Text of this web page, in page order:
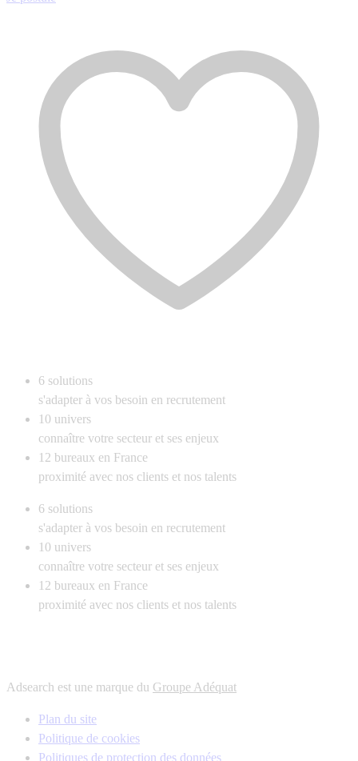
6 solutions
s'adapter à vos besoin en recrutement
10 univers
connaître votre secteur et ses enjeux
12 bureaux en France
proximité avec nos clients et nos talents
6 solutions
s'adapter à vos besoin en recrutement
10 univers
connaître votre secteur et ses enjeux
12 bureaux en France
proximité avec nos clients et nos talents
Adsearch est une marque du Groupe Adéquat
Plan du site
Politique de cookies
Politiques de protection des données